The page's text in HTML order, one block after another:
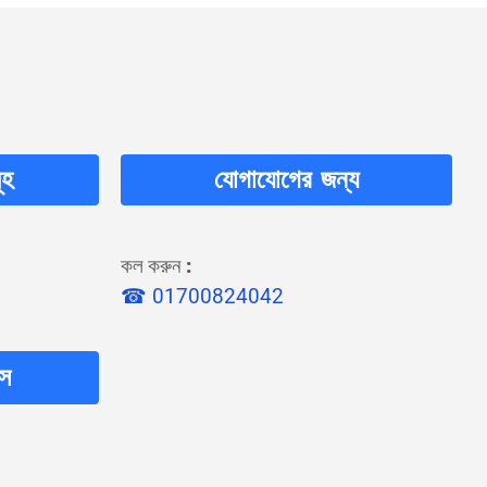
যোগাযোগের জন্য
কল করুন:
☎ 01700824042